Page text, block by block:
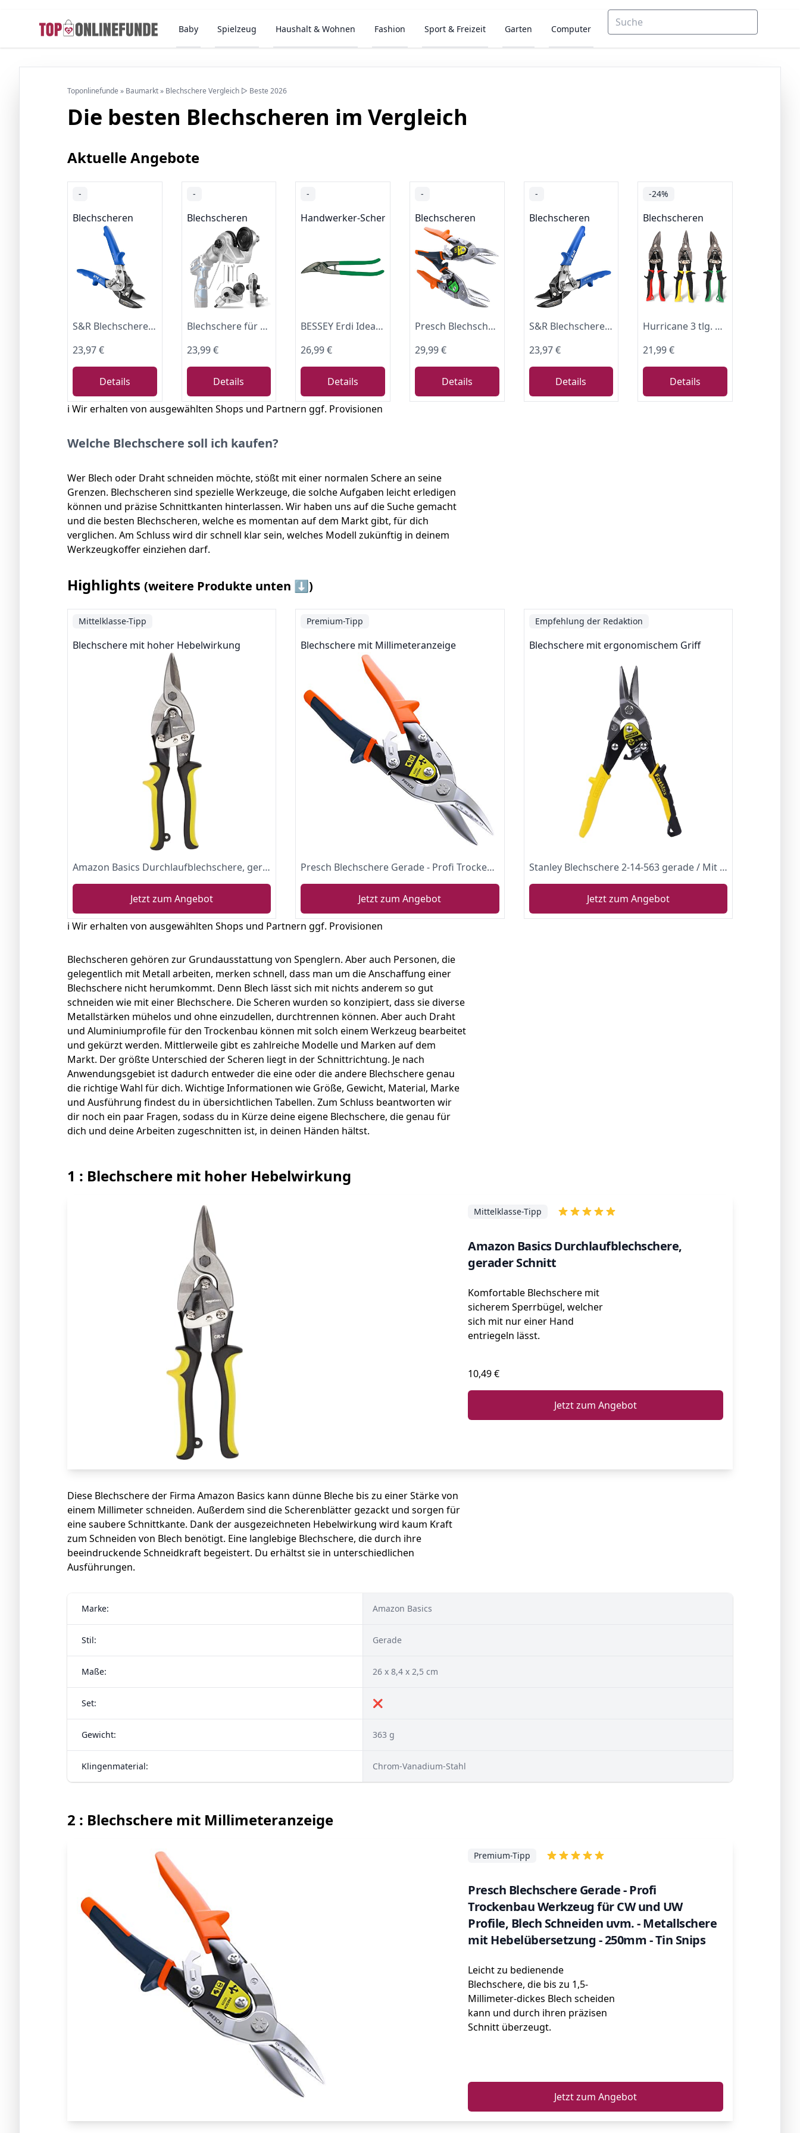
Baby Spielzeug Haushalt & Wohnen Fashion Sport & Freizeit Garten Computer
Toponlinefunde » Baumarkt» Blechschere Vergleich ▷ Beste 2026
Die besten Blechscheren im Vergleich
Aktuelle Angebote
-
Blechscheren
S&R Blechschere, Profi-Qualität Hochleistungsschere Ideal-Serie, stark und wendig, Rechtsschnitt, 260 mm, Durchlaufschere für Blech mit doppeltem Hebel
23,97 €
Details
-
Blechscheren
Blechschere für Akkuschrauber, Die Dritte Generation Upgrade Blechschere Elektrisch, Blechknabber Aufsatz von Handbohrmaschine, Blechschneider zum Schneiden von Eisen, Stahl, Kupfer, Aluminium
23,99 €
Details
-
Handwerker-Scheren
BESSEY Erdi Ideal-Schere D116-260, Rechtsschneidend, Gesamtlänge 260 mm Schnittlänge 30 mm, Griffe PVC-getaucht, Gewicht 0,49 Kg
26,99 €
Details
-
Blechscheren
Presch Blechscheren Set Gerade und Rechts Gebogen - Profi Trockenbau Werkzeug zum Blech Schneiden - Metallscheren Satz mit Hebelübersetzung - Tin Snips
29,99 €
Details
-
Blechscheren
S&R Blechschere, Profi-Qualität Hochleistungsschere Ideal-Serie, stark und wendig, Linksschnitt, 260 mm, Durchlaufschere für Blech mit doppeltem Hebel
23,97 €
Details
-24%
Blechscheren
Hurricane 3 tlg. Blechscheren Set Aviation Serie, Durchlaufblechschere Metallschere, Linker Rechter und Gerader Schnitt Blech Schneiden, Cr-V Stahlblechschere, 3 Stück
21,99 €
Details
ℹ️ Wir erhalten von ausgewählten Shops und Partnern ggf. Provisionen
Welche Blechschere soll ich kaufen?
Wer Blech oder Draht schneiden möchte, stößt mit einer normalen Schere an seine
Grenzen. Blechscheren sind spezielle Werkzeuge, die solche Aufgaben leicht erledigen
können und präzise Schnittkanten hinterlassen. Wir haben uns auf die Suche gemacht
und die besten Blechscheren, welche es momentan auf dem Markt gibt, für dich
verglichen. Am Schluss wird dir schnell klar sein, welches Modell zukünftig in deinem
Werkzeugkoffer einziehen darf.
Highlights (weitere Produkte unten ⬇️)
Mittelklasse-Tipp
Blechschere mit hoher Hebelwirkung
Amazon Basics Durchlaufblechschere, gerader Schnitt
Jetzt zum Angebot
Premium-Tipp
Blechschere mit Millimeteranzeige
Presch Blechschere Gerade - Profi Trockenbau Werkzeug für CW und UW Profile, Blech Schneiden uvm. - Metallschere mit Hebelübersetzung - 250mm - Tin Snips
Jetzt zum Angebot
Empfehlung der Redaktion
Blechschere mit ergonomischem Griff
Stanley Blechschere 2-14-563 gerade / Mit chromveredelten Scherenteilen zum Schneiden von Blech, Aluminium, Leder, Maschendraht, Plastik, Kupfer und Kunststoffplatten / 250mm lang
Jetzt zum Angebot
ℹ️ Wir erhalten von ausgewählten Shops und Partnern ggf. Provisionen
Blechscheren gehören zur Grundausstattung von Spenglern. Aber auch Personen, die
gelegentlich mit Metall arbeiten, merken schnell, dass man um die Anschaffung einer
Blechschere nicht herumkommt. Denn Blech lässt sich mit nichts anderem so gut
schneiden wie mit einer Blechschere. Die Scheren wurden so konzipiert, dass sie diverse
Metallstärken mühelos und ohne einzudellen, durchtrennen können. Aber auch Draht
und Aluminiumprofile für den Trockenbau können mit solch einem Werkzeug bearbeitet
und gekürzt werden. Mittlerweile gibt es zahlreiche Modelle und Marken auf dem
Markt. Der größte Unterschied der Scheren liegt in der Schnittrichtung. Je nach
Anwendungsgebiet ist dadurch entweder die eine oder die andere Blechschere genau
die richtige Wahl für dich. Wichtige Informationen wie Größe, Gewicht, Material, Marke
und Ausführung findest du in übersichtlichen Tabellen. Zum Schluss beantworten wir
dir noch ein paar Fragen, sodass du in Kürze deine eigene Blechschere, die genau für
dich und deine Arbeiten zugeschnitten ist, in deinen Händen hältst.
1 : Blechschere mit hoher Hebelwirkung
Amazon Basics Durchlaufblechschere,
gerader Schnitt
Mittelklasse-Tipp
Komfortable Blechschere mit
sicherem Sperrbügel, welcher
sich mit nur einer Hand
entriegeln lässt.
10,49 €
Jetzt zum Angebot
Diese Blechschere der Firma Amazon Basics kann dünne Bleche bis zu einer Stärke von
einem Millimeter schneiden. Außerdem sind die Scherenblätter gezackt und sorgen für
eine saubere Schnittkante. Dank der ausgezeichneten Hebelwirkung wird kaum Kraft
zum Schneiden von Blech benötigt. Eine langlebige Blechschere, die durch ihre
beeindruckende Schneidkraft begeistert. Du erhältst sie in unterschiedlichen
Ausführungen.
Marke: Amazon Basics
Stil: Gerade
Maße: 26 x 8,4 x 2,5 cm
Set: ❌
Gewicht: 363 g
Klingenmaterial: Chrom-Vanadium-Stahl
2 : Blechschere mit Millimeteranzeige
Presch Blechschere Gerade - Profi
Trockenbau Werkzeug für CW und UW
Profile, Blech Schneiden uvm. - Metallschere
mit Hebelübersetzung - 250mm - Tin Snips
Premium-Tipp
Leicht zu bedienende
Blechschere, die bis zu 1,5-
Millimeter-dickes Blech scheiden
kann und durch ihren präzisen
Schnitt überzeugt.
Jetzt zum Angebot